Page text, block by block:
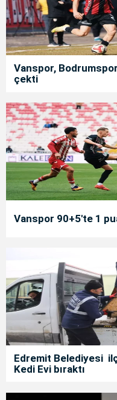
Vanspor,
çekti
Vanspor 90+5'te 1
Edremit Belediyesi
Kedi Evi bıraktı